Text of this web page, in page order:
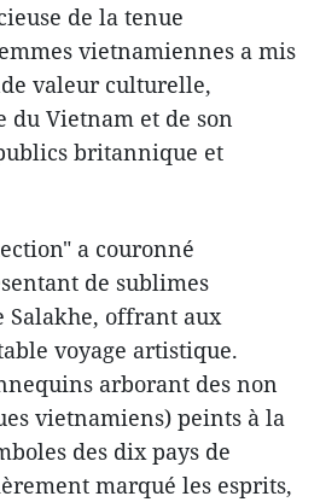
de la tenue
vietnamiennes a mis
valeur culturelle,
Vietnam et de son
britannique et
a couronné
de sublimes
Salakhe, offrant aux
voyage artistique.
arborant des non
vietnamiens) peints à la
des dix pays de
marqué les esprits,